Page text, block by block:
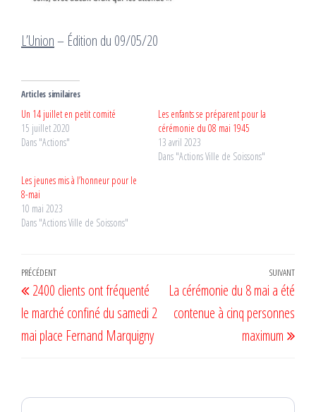
L’Union– Édition du 09/05/20
Articles similaires
Un 14 juillet en petit comité
15 juillet 2020
Dans "Actions"
Les enfants se préparent pour la
cérémonie du 08 mai 1945
13 avril 2023
Dans "Actions Ville de Soissons"
Les jeunes mis à l’honneur pour le
8-mai
10 mai 2023
Dans "Actions Ville de Soissons"
Navigation
de
l’article
Article
précédent
PRÉCÉDENT
2400 clients ont fréquenté
le marché confiné du samedi 2
mai place Fernand Marquigny
SUIVANT
La cérémonie du 8 mai a été
contenue à cinq personnes
maximum